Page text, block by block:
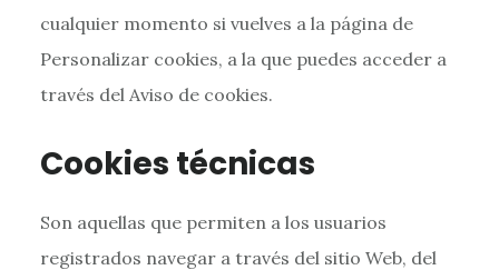
cualquier momento si vuelves a la página de
Personalizar cookies, a la que puedes acceder a
través del Aviso de cookies.
Cookies técnicas
Son aquellas que permiten a los usuarios
registrados navegar a través del sitio Web, del